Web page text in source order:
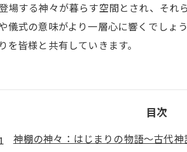
場する神々が暮らす空間とされ、そ
儀式の意味がより一層心に響くでし
皆様と共有していきます。
目次
神棚の神々：はじまりの物語～古代